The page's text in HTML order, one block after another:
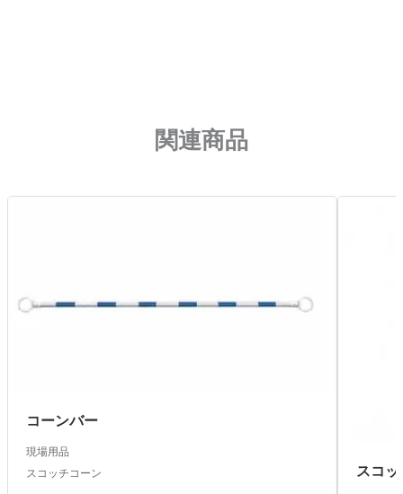
関連商品
コーンバー
現場用品
スコッチコーン
スコ